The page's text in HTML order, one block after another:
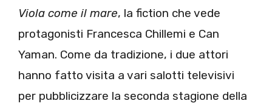
Viola come il mare, la fiction che vede
protagonisti Francesca Chillemi e Can
Yaman. Come da tradizione, i due attori
hanno fatto visita a vari salotti televisivi
per pubblicizzare la seconda stagione della